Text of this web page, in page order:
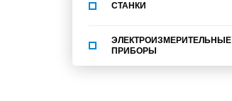
СТАНКИ
ЭЛЕКТРОИЗМЕРИТЕЛЬНЫЕ
ПРИБОРЫ